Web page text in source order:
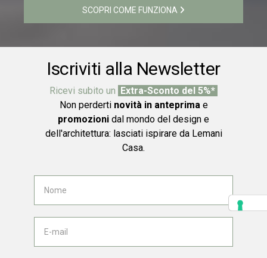
SCOPRI COME FUNZIONA
Iscriviti alla Newsletter
Ricevi subito un Extra-Sconto del 5%*
Non perderti novità in anteprimae
promozioni dal mondo del design e
dell'architettura: lasciati ispirare da Lemani
Casa.